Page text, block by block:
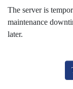
The server is
maintenance
later.